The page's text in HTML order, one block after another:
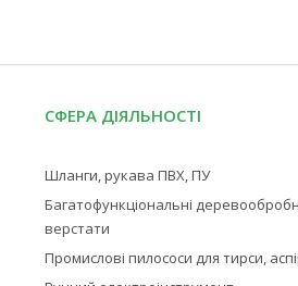
СФЕРА ДІЯЛЬНОСТІ
Шланги, рукава ПВХ, ПУ
Багатофункціональні
верстати
Промислові пилососи для тирси,